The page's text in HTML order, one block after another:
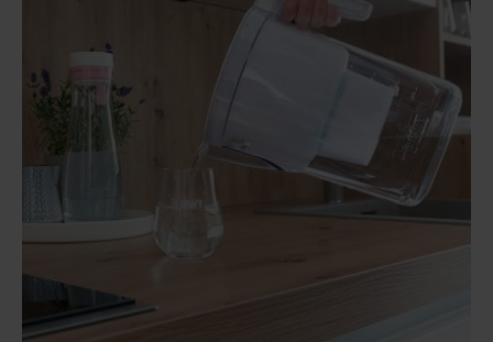
Soluzioni per
Aziende
Servizio Clienti